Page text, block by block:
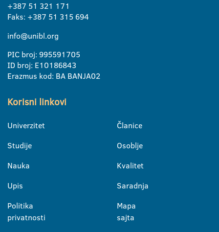
+387 51 321 171
Faks: +387 51 315 694
info@unibl.org
PIC broj: 995591705
ID broj: E10186843
Erazmus kod: BA BANJA02
Korisni linkovi
Univerzitet
Studije
Nauka
Upis
Politika
privatnosti
Članice
Osoblje
Kvalitet
Saradnja
Mapa
sajta